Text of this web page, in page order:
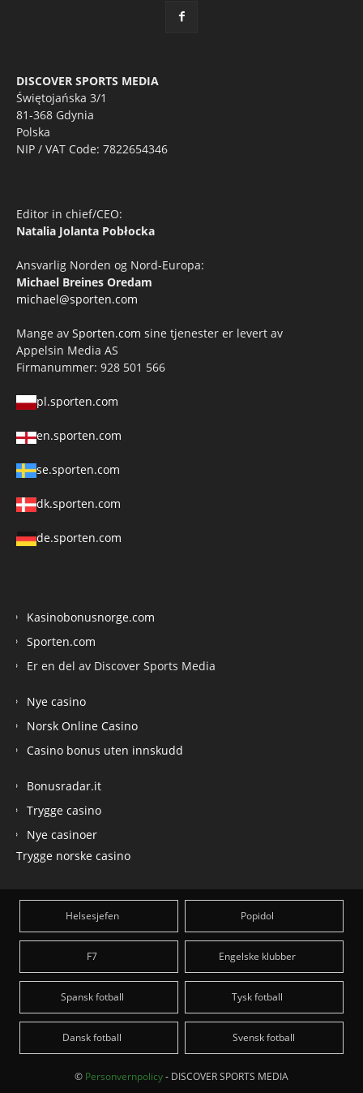
DISCOVER SPORTS MEDIA
Świętojańska 3/1
81-368 Gdynia
Polska
NIP / VAT Code: 7822654346
Editor in chief/CEO:
Natalia Jolanta Pobłocka
Ansvarlig Norden og Nord-Europa:
Michael Breines Oredam
michael@sporten.com
Mange av Sporten.com sine tjenester er levert av
Appelsin Media AS
Firmanummer: 928 501 566
pl.sporten.com
en.sporten.com
se.sporten.com
dk.sporten.com
de.sporten.com
Kasinobonusnorge.com
Sporten.com
Er en del av Discover Sports Media
Nye casino
Norsk Online Casino
Casino bonus uten innskudd
Bonusradar.it
Trygge casino
Nye casinoer
Trygge norske casino
Helsesjefen Popidol
F7 Engelske klubber
Spansk fotball Tysk fotball
Dansk fotball Svensk fotball
© Personvernpolicy- DISCOVER SPORTS MEDIA